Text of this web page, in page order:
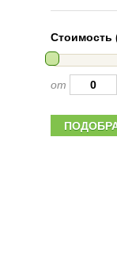
Стоимость
от